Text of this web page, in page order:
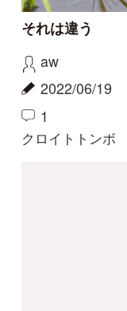
0
その他（昆虫）